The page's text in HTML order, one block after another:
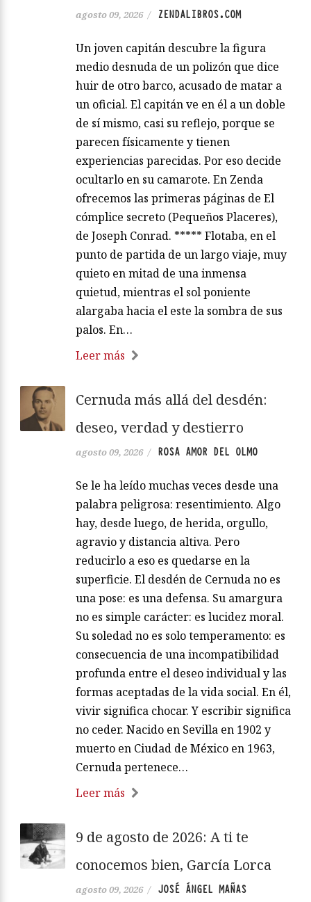
agosto 09, 2026 / ZENDALIBROS.COM
Un joven capitán descubre la figura
medio desnuda de un polizón que dice
huir de otro barco, acusado de matar a
un oficial. El capitán ve en él a un doble
de sí mismo, casi su reflejo, porque se
parecen físicamente y tienen
experiencias parecidas. Por eso decide
ocultarlo en su camarote. En Zenda
ofrecemos las primeras páginas de El
cómplice secreto (Pequeños Placeres),
de Joseph Conrad. ***** Flotaba, en el
punto de partida de un largo viaje, muy
quieto en mitad de una inmensa
quietud, mientras el sol poniente
alargaba hacia el este la sombra de sus
palos. En…
Leer más
Cernuda más allá del desdén:
deseo, verdad y destierro
agosto 09, 2026 / ROSA AMOR DEL OLMO
Se le ha leído muchas veces desde una
palabra peligrosa: resentimiento. Algo
hay, desde luego, de herida, orgullo,
agravio y distancia altiva. Pero
reducirlo a eso es quedarse en la
superficie. El desdén de Cernuda no es
una pose: es una defensa. Su amargura
no es simple carácter: es lucidez moral.
Su soledad no es solo temperamento: es
consecuencia de una incompatibilidad
profunda entre el deseo individual y las
formas aceptadas de la vida social. En él,
vivir significa chocar. Y escribir significa
no ceder. Nacido en Sevilla en 1902 y
muerto en Ciudad de México en 1963,
Cernuda pertenece…
Leer más
9 de agosto de 2026: A ti te
conocemos bien, García Lorca
agosto 09, 2026 / JOSÉ ÁNGEL MAÑAS